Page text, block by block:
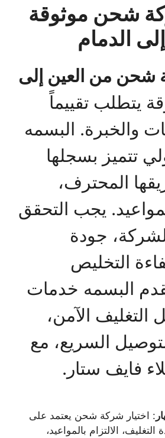
شحن موثوقة
الدمام
شحن من العين إلى
يتطلب تقييماً
والخبرة. البسمه
تتميز بسجلها
المحترف،
يجب التحقق
جودة
التخليص
البسمه خدمات
الآمن،
السريع، مع
فايف ستار.
: اختيار شركة شحن يعتمد على
الالتزام بالمواعيد،